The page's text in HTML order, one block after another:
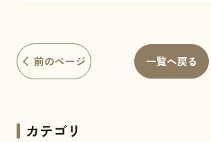
前のページ 一覧へ戻る
カテゴリ